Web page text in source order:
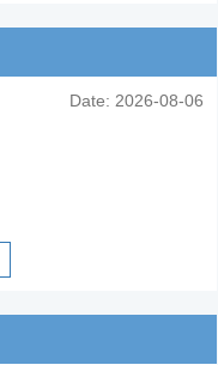
Date: 2026-08-06